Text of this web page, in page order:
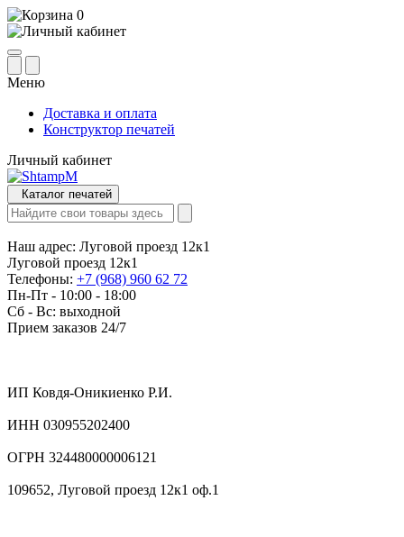
0
Меню
Доставка и оплата
Конструктор печатей
Личный кабинет
Каталог печатей
Наш адрес: Луговой проезд 12к1
Луговой проезд 12к1
Телефоны: +7 (968) 960 62 72
Пн-Пт - 10:00 - 18:00
Сб - Вс: выходной
Прием заказов 24/7
ИП Ковдя-Оникиенко Р.И.
ИНН 030955202400
ОГРН 324480000006121
109652, Луговой проезд 12к1 оф.1